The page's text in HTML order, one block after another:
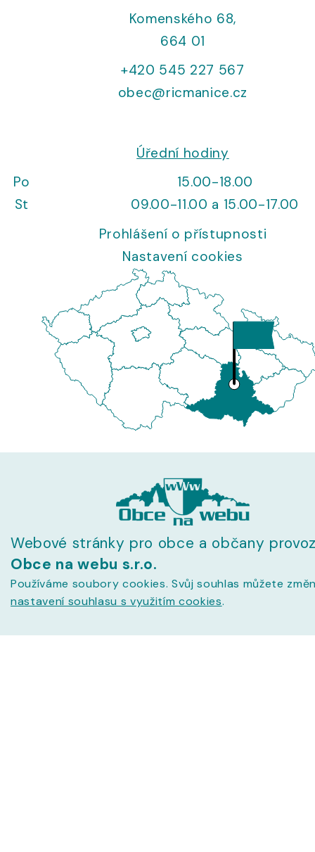
Komenského 68,
664 01
+420 545 227 567
obec@ricmanice.cz
Úřední hodiny
Po
15.00-18.00
St
09.00-11.00 a 15.00-17.00
Prohlášení o přístupnosti
Nastavení cookies
Webové stránky pro obce a občany
Obce na webu s.r.o.
Používáme soubory cookies. Svůj souhlas můžete
nastavení souhlasu s využitím cookies.